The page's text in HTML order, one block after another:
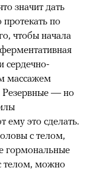
значит дать
по
чтобы начала
сердечно-
массажем
Резервные — но
ему это сделать.
с телом,
гормональные
телом, можно